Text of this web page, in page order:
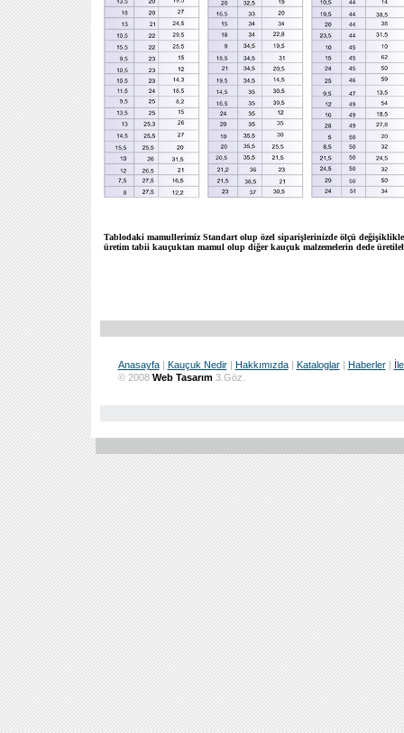
Tablodaki mamullerimiz Standart olup özel siparişlerinizde ölçü
üretim tabii kauçuktan mamul olup diğer kauçuk malzemelerin dede
Anasayfa| Kauçuk Nedir| Hakkımızda| Kataloglar| Haberler|
© 2008 Web Tasarım3.Göz.